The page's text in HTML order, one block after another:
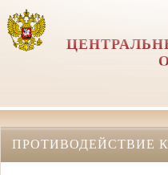
ПРОТИВОДЕЙСТВИЕ